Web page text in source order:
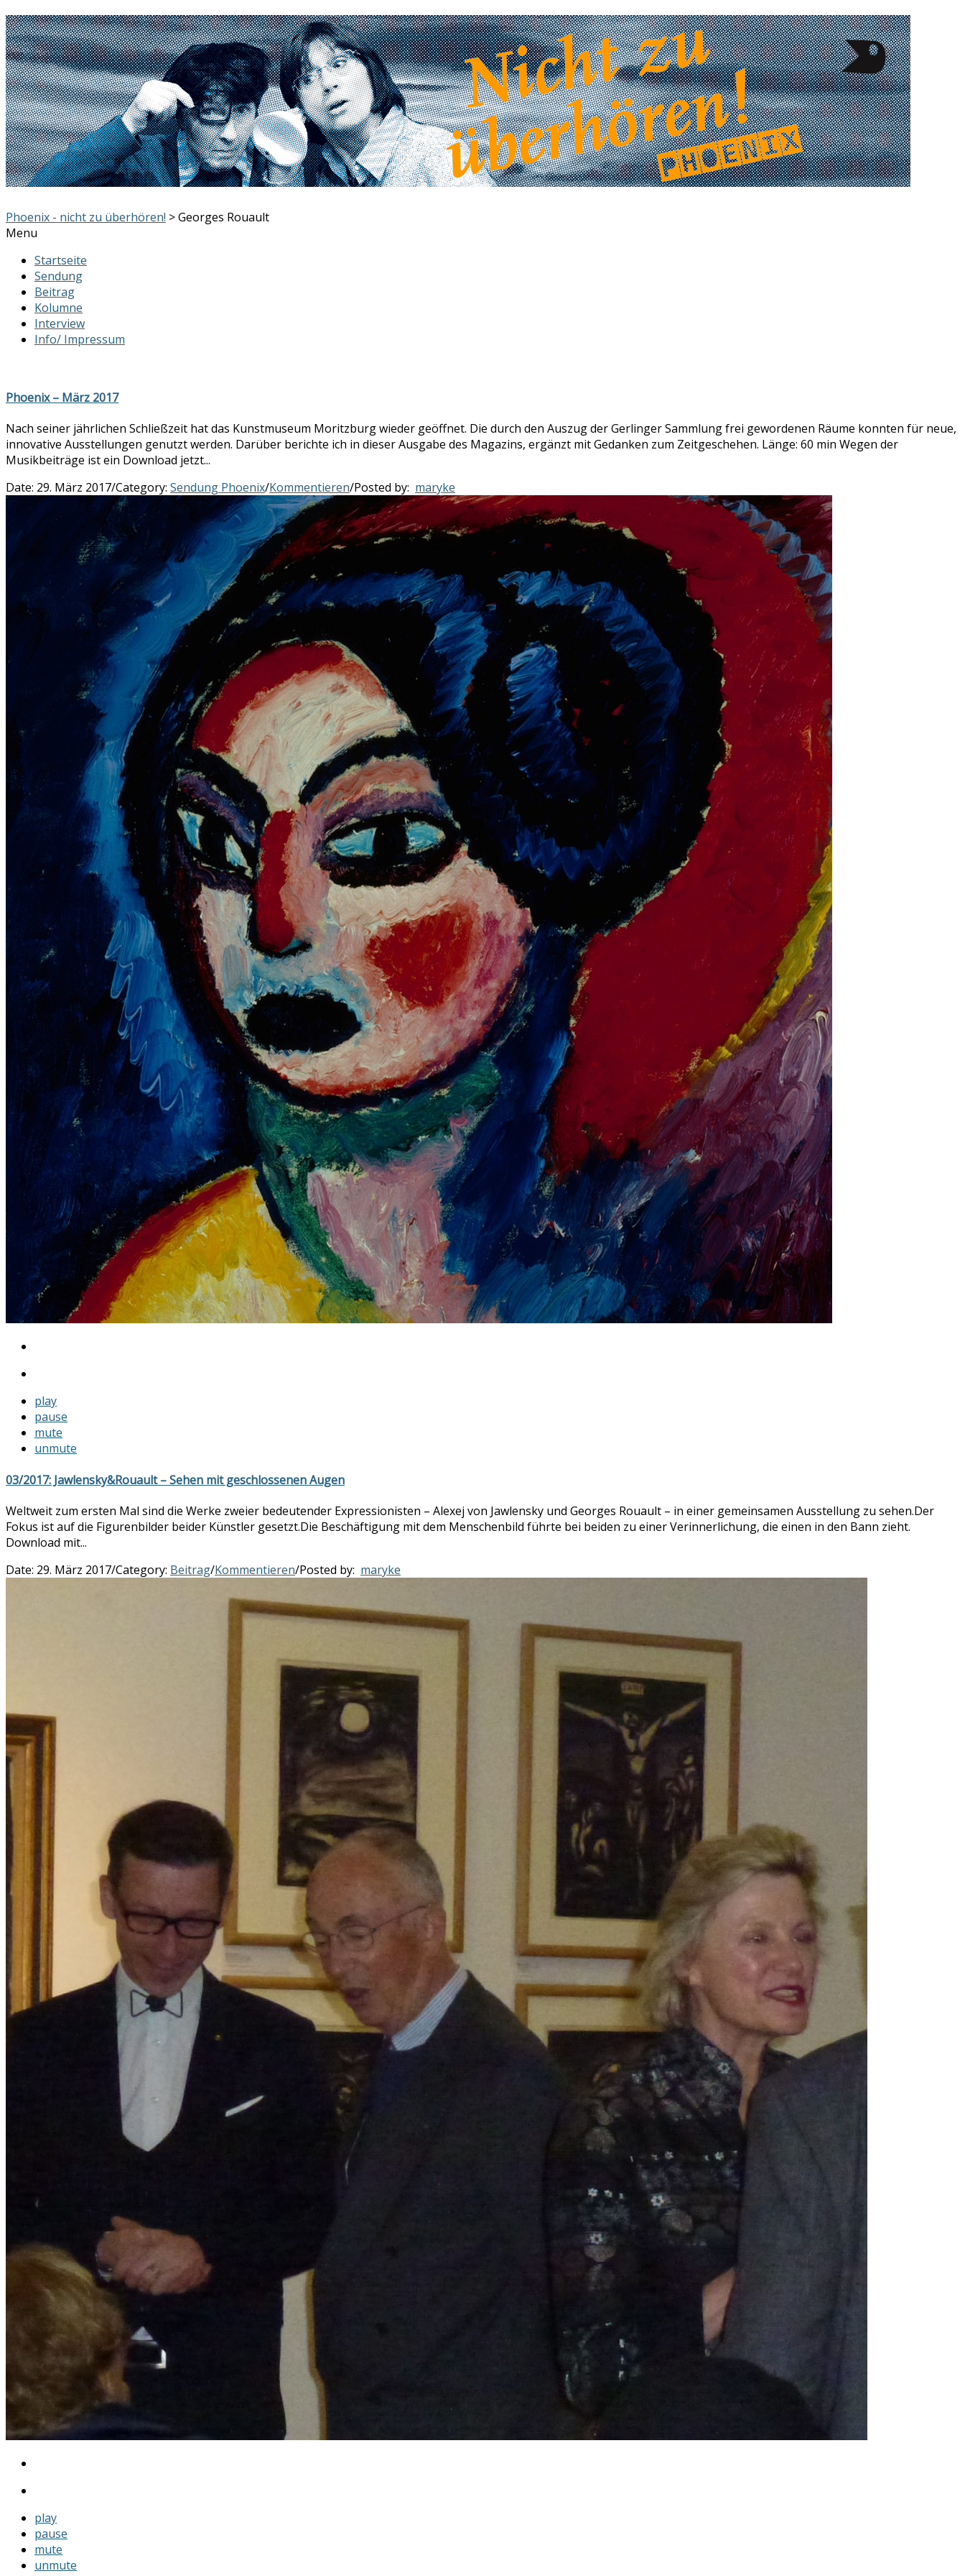
Phoenix - nicht zu überhören! > Georges Rouault
Menu
Startseite
Sendung
Beitrag
Kolumne
Interview
Info/ Impressum
Phoenix – März 2017
Nach seiner jährlichen Schließzeit hat das Kunstmuseum Moritzburg wieder geöffnet. Die durch den Auszug der Gerlinger Sammlung frei gewordenen Räume konnten für neue,
innovative Ausstellungen genutzt werden. Darüber berichte ich in dieser Ausgabe des Magazins, ergänzt mit Gedanken zum Zeitgeschehen. Länge: 60 min Wegen der
Musikbeiträge ist ein Download jetzt...
Date: 29. März 2017/Category: Sendung Phoenix/Kommentieren/Posted by: maryke
play
pause
mute
unmute
03/2017: Jawlensky&Rouault – Sehen mit geschlossenen Augen
Weltweit zum ersten Mal sind die Werke zweier bedeutender Expressionisten – Alexej von Jawlensky und Georges Rouault – in einer gemeinsamen Ausstellung zu sehen.Der
Fokus ist auf die Figurenbilder beider Künstler gesetzt.Die Beschäftigung mit dem Menschenbild führte bei beiden zu einer Verinnerlichung, die einen in den Bann zieht.
Download mit...
Date: 29. März 2017/Category: Beitrag/Kommentieren/Posted by: maryke
play
pause
mute
unmute